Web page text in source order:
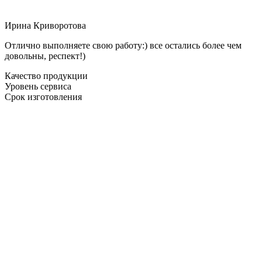
Ирина Криворотова
Отлично выполняете свою работу:) все остались более чем
довольны, респект!)
Качество продукции
Уровень сервиса
Срок изготовления